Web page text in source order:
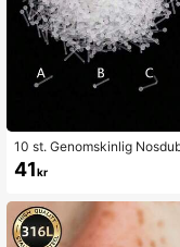
10 st. Genomskinlig
stning Med Rak Rektangel ,
d Rektangel Och Böjd
41kr